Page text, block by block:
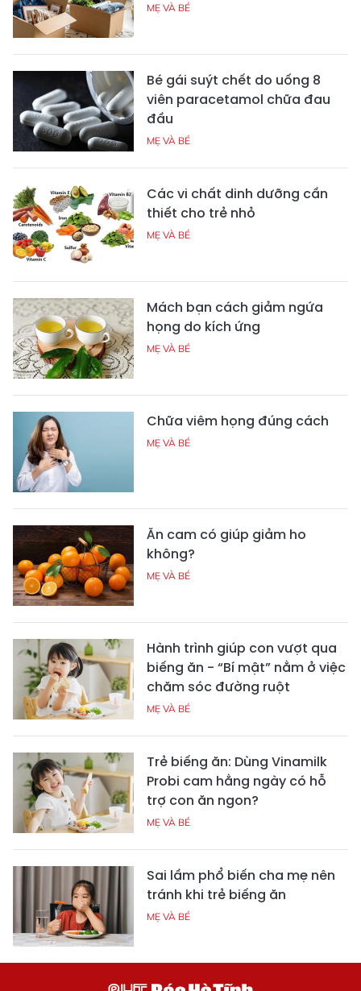
MẸ VÀ BÉ
Bé gái suýt chết do uống 8
viên paracetamol chữa đau
đầu
MẸ VÀ BÉ
Các vi chất dinh dưỡng cần
thiết cho trẻ nhỏ
MẸ VÀ BÉ
Mách bạn cách giảm ngứa
họng do kích ứng
MẸ VÀ BÉ
Chữa viêm họng đúng cách
MẸ VÀ BÉ
Ăn cam có giúp giảm ho
không?
MẸ VÀ BÉ
Hành trình giúp con vượt qua
biếng ăn - “Bí mật” nằm ở việc
chăm sóc đường ruột
MẸ VÀ BÉ
Trẻ biếng ăn: Dùng Vinamilk
Probi cam hằng ngày có hỗ
trợ con ăn ngon?
MẸ VÀ BÉ
Sai lầm phổ biến cha mẹ nên
tránh khi trẻ biếng ăn
MẸ VÀ BÉ